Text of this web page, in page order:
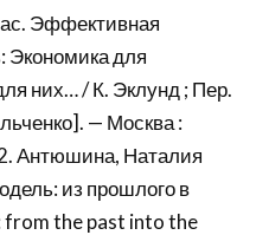
Эффективная
Экономика для
них… / К. Эклунд ; Пер.
— Москва :
Антюшина, Наталия
из прошлого в
from the past into the